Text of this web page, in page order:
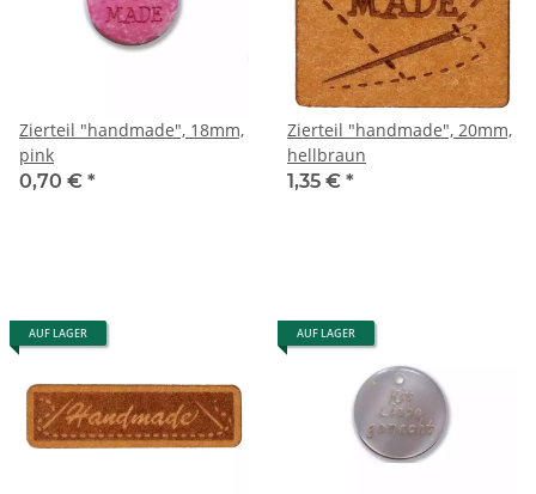
Zierteil "handmade", 18mm,
pink
0,70 € *
Zierteil "handmade", 20mm,
hellbraun
1,35 € *
AUF LAGER AUF LAGER